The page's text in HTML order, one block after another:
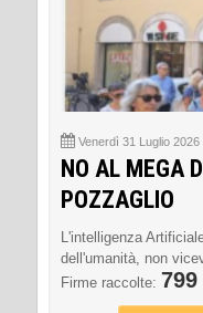
Venerdì 31 Luglio 2026
NO AL MEGA
POZZAGLIO
L'intelligenza
dell'umanità, non
Firme raccolte: 799